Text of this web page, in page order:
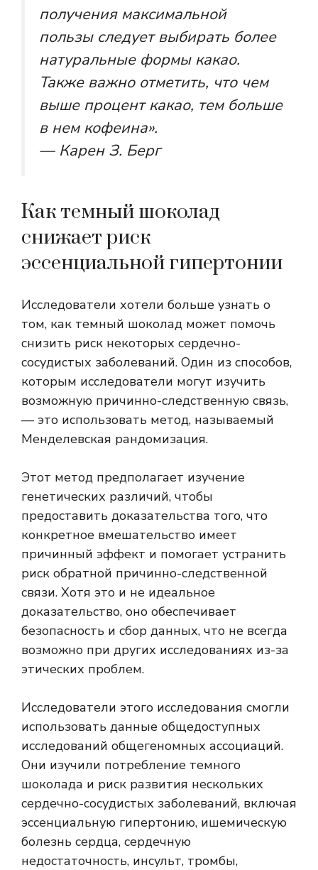
получения максимальной
пользы следует выбирать более
натуральные формы какао.
Также важно отметить, что чем
выше процент какао, тем больше
в нем кофеина».
— Карен З. Берг
Как темный шоколад
снижает риск
эссенциальной гипертонии
Исследователи хотели больше узнать о
том, как темный шоколад может помочь
снизить риск некоторых сердечно-
сосудистых заболеваний. Один из способов,
которым исследователи могут изучить
возможную причинно-следственную связь,
— это использовать метод, называемый
Менделевская рандомизация.
Этот метод предполагает изучение
генетических различий, чтобы
предоставить доказательства того, что
конкретное вмешательство имеет
причинный эффект и помогает устранить
риск обратной причинно-следственной
связи. Хотя это и не идеальное
доказательство, оно обеспечивает
безопасность и сбор данных, что не всегда
возможно при других исследованиях из-за
этических проблем.
Исследователи этого исследования смогли
использовать данные общедоступных
исследований общегеномных ассоциаций.
Они изучили потребление темного
шоколада и риск развития нескольких
сердечно-сосудистых заболеваний, включая
эссенциальную гипертонию, ишемическую
болезнь сердца, сердечную
недостаточность, инсульт, тромбы,